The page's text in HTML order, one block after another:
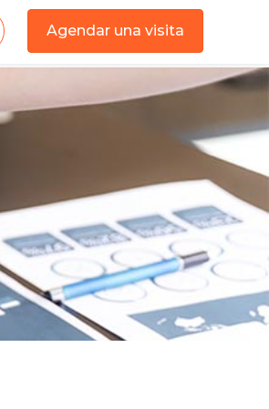
Agendar una visita